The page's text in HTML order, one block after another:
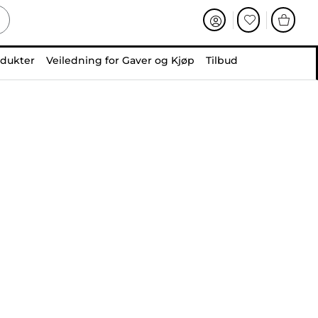
Veiledning for Gaver og Kjøp Tilbud